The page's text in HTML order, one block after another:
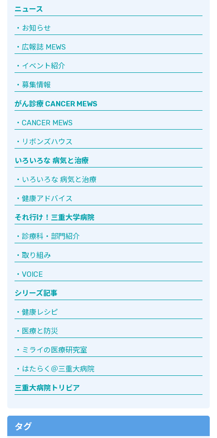
ニュース
お知らせ
広報誌 MEWS
イベント紹介
募集情報
がん診療 CANCER MEWS
CANCER MEWS
リボンズハウス
いろいろな 病気と治療
いろいろな 病気と治療
健康アドバイス
それ行け！三重大学病院
診療科・部門紹介
取り組み
VOICE
シリーズ記事
健康レシピ
医療と防災
ミライの医療研究室
はたらく＠三重大病院
三重大病院トリビア
タグ